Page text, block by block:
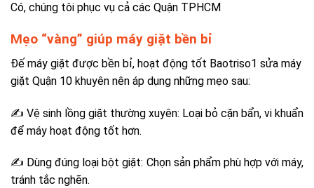
Có, chúng tôi phục vụ cả các Quận TPHCM
Mẹo “vàng” giúp máy giặt bền bỉ
Đế máy giặt được bền bỉ, hoạt động tốt Baotriso1 sửa máy
giặt Quận 10 khuyên nên áp dụng những mẹo sau:
✍ Vệ sinh lồng giặt thường xuyên: Loại bỏ cặn bẩn, vi khuẩn
để máy hoạt động tốt hơn.
✍ Dùng đúng loại bột giặt: Chọn sản phẩm phù hợp với máy,
tránh tắc nghẽn.